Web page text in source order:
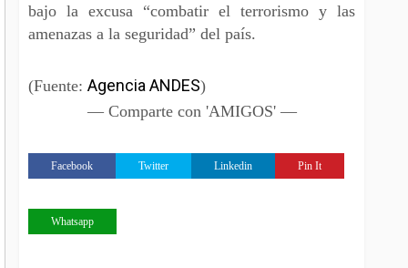
bajo la excusa “combatir el terrorismo y las
amenazas a la seguridad” del país.
(Fuente: Agencia ANDES)
— Comparte con 'AMIGOS' —
Facebook Twitter Linkedin Pin It
Whatsapp